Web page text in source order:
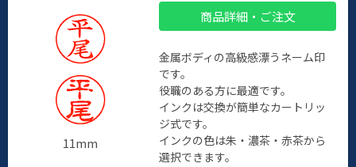
11mm
商品詳細・ご注文
金属ボディの高級感漂うネーム印
です。
役職のある方に最適です。
インクは交換が簡単なカートリッ
ジ式です。
インクの色は朱・濃茶・赤茶から
選択できます。